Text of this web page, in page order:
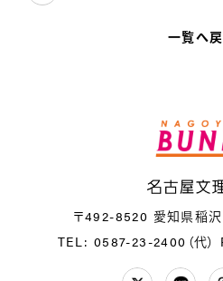
一覧へ
〒492-8520 愛知県稲
TEL: 0587-23-2400（代）